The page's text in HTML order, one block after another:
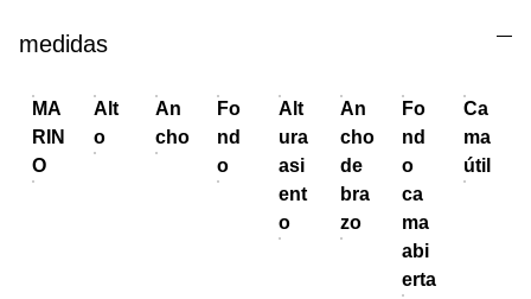
medidas
MA
RIN
O
Alt
o
An
cho
Fo
nd
o
Alt
ura
asi
ent
o
An
cho
de
bra
zo
Fo
nd
o
ca
ma
abi
erta
Ca
ma
útil